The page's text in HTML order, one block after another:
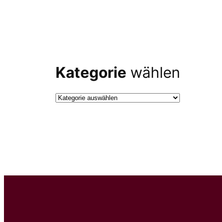
Kategorie wählen